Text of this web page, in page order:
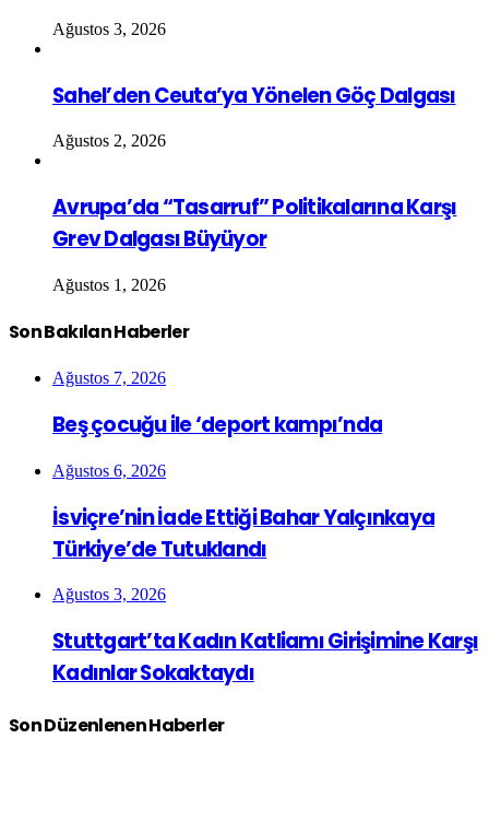
Ağustos 3, 2026
Sahel’den Ceuta’ya Yönelen Göç Dalgası
Ağustos 2, 2026
Avrupa’da “Tasarruf” Politikalarına Karşı
Grev Dalgası Büyüyor
Ağustos 1, 2026
Son Bakılan Haberler
Ağustos 7, 2026
Beş çocuğu ile ‘deport kampı’nda
Ağustos 6, 2026
İsviçre’nin İade Ettiği Bahar Yalçınkaya
Türkiye’de Tutuklandı
Ağustos 3, 2026
Stuttgart’ta Kadın Katliamı Girişimine Karşı
Kadınlar Sokaktaydı
Son Düzenlenen Haberler